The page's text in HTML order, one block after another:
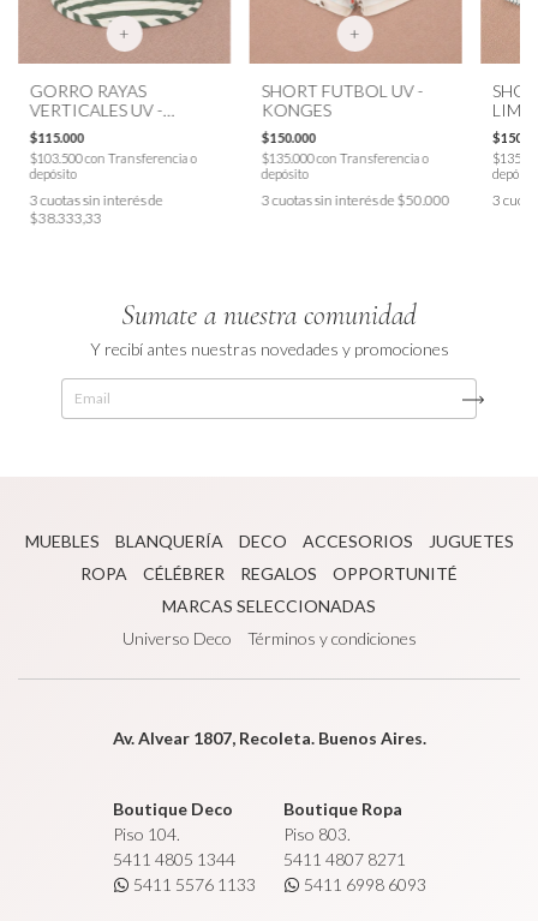
+
GORRO RAYAS
VERTICALES UV -
KONGES
$115.000
$103.500con Transferencia o
depósito
3cuotas sin interés de
$38.333,33
+
SHORT FUTBOL UV -
KONGES
$150.000
$135.000con Transferencia o
depósito
3cuotas sin interés de $50.000
depósito
3
Sumate a nuestra comunidad
Y recibí antes nuestras novedades y promociones
MUEBLES BLANQUERÍA DECO ACCESORIOS
JUGUETES
ROPA
CÉLÉBRER REGALOS
OPPORTUNITÉ
MARCAS SELECCIONADAS
Universo Deco
Términos y condiciones
Av. Alvear 1807, Recoleta. Buenos Aires.
Boutique Deco
Piso 104.
5411 4805 1344
5411 5576 1133
Boutique Ropa
Piso 803.
5411 4807 8271
5411 6998 6093